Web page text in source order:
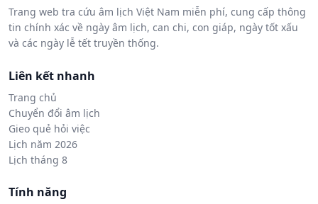
Trang web tra cứu âm lịch Việt Nam miễn phí, cung cấp thông
tin chính xác về ngày âm lịch, can chi, con giáp, ngày tốt xấu
và các ngày lễ tết truyền thống.
Liên kết nhanh
Trang chủ
Chuyển đổi âm lịch
Gieo quẻ hỏi việc
Lịch năm 2026
Lịch tháng 8
Tính năng